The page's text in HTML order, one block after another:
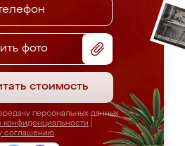
фото
стоимость
персональных данных
конфиденциальности
соглашению